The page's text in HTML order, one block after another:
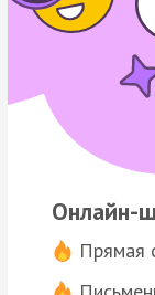
Онлайн-
Прямая